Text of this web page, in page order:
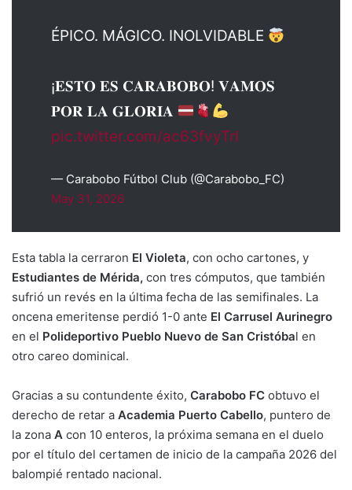
ÉPICO. MÁGICO. INOLVIDABLE
¡𝐄𝐒𝐓𝐎 𝐄𝐒 𝐂𝐀𝐑𝐀𝐁𝐎𝐁𝐎! 𝐕𝐀𝐌𝐎𝐒
𝐏𝐎𝐑 𝐋𝐀 𝐆𝐋𝐎𝐑𝐈𝐀
pic.twitter.com/ac63fvyTrI
— Carabobo Fútbol Club (@Carabobo_FC)
May 31, 2026
Esta tabla la cerraron El Violeta, con ocho cartones, y
Estudiantes de Mérida, con tres cómputos, que también
sufrió un revés en la última fecha de las semifinales. La
oncena emeritense perdió 1-0 ante El Carrusel Aurinegro
en el Polideportivo Pueblo Nuevo de San Cristóbal en
otro careo dominical.
Gracias a su contundente éxito, Carabobo FC obtuvo el
derecho de retar a Academia Puerto Cabello, puntero de
la zona A con 10 enteros, la próxima semana en el duelo
por el título del certamen de inicio de la campaña 2026 del
balompié rentado nacional.